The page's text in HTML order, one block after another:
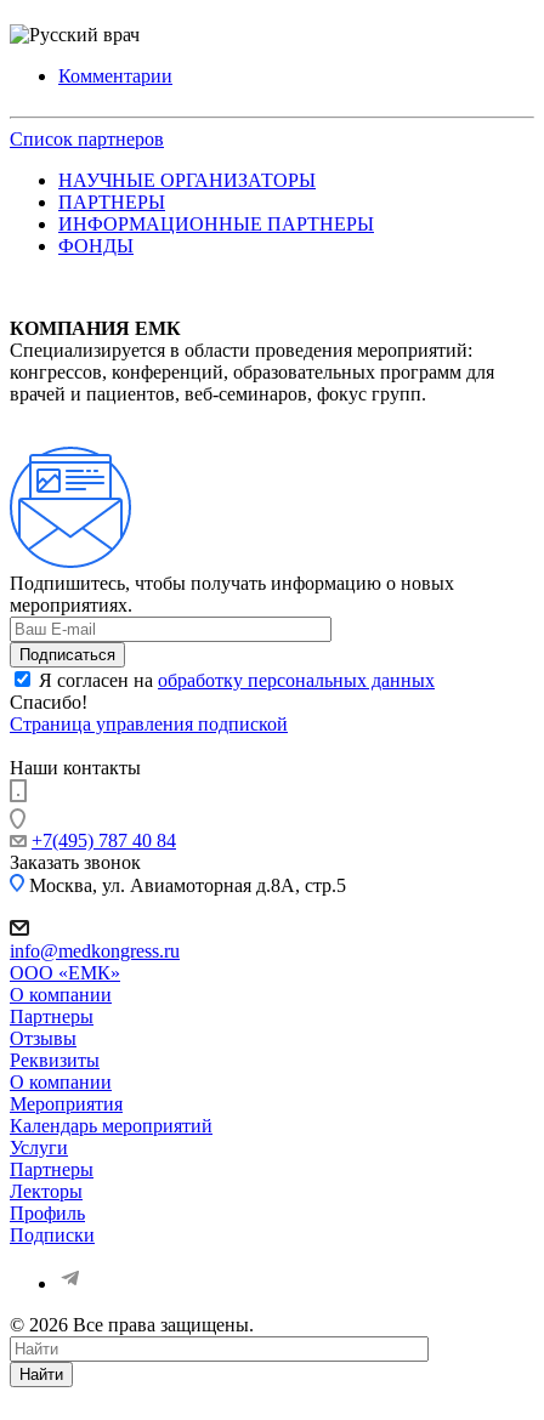
Комментарии
Список партнеров
НАУЧНЫЕ ОРГАНИЗАТОРЫ
ПАРТНЕРЫ
ИНФОРМАЦИОННЫЕ ПАРТНЕРЫ
ФОНДЫ
КОМПАНИЯ ЕМК
Специализируется в области проведения мероприятий:
конгрессов, конференций, образовательных программ для
врачей и пациентов, веб-семинаров, фокус групп.
Подпишитесь, чтобы получать информацию о новых
мероприятиях.
Я согласен на обработку персональных данных
Спасибо!
Страница управления подпиской
Наши контакты
+7(495) 787 40 84
Заказать звонок
Москва, ул. Авиамоторная д.8А, стр.5
info@medkongress.ru
OOO «ЕМК»
О компании
Партнеры
Отзывы
Реквизиты
О компании
Мероприятия
Календарь мероприятий
Услуги
Партнеры
Лекторы
Профиль
Подписки
© 2026 Все права защищены.
Найти